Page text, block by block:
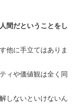
間だということをし
他に手立てはありま
ィや価値観は全く同
しないといけないん